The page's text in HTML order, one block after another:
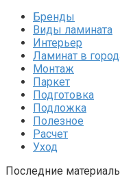
Бренды
Виды ламината
Интерьер
Ламинат в
Монтаж
Паркет
Подготовка
Подложка
Полезное
Расчет
Уход
Последние